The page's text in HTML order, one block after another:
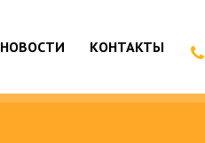
НОВОСТИ КОНТАКТЫ